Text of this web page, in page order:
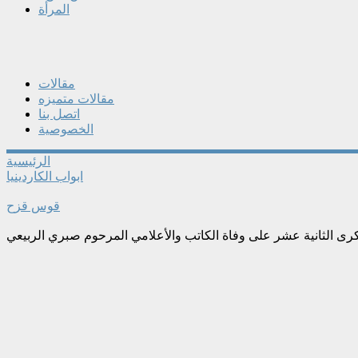
المرأة
مقالات
مقالات متميزه
اتصل بنا
الخصوصية
الرئيسية
ابواب الكاردينيا
قوس قزح
الثانية عشر على وفاة الكاتب والأعلامي المرحوم صبري الربيعي